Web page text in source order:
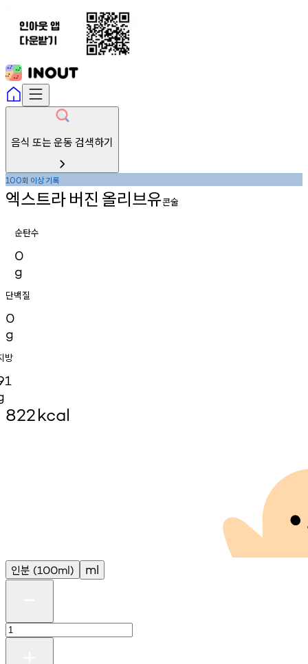
음식 또는 운동 검색하기
100회 이상기록
엑스트라버진 올리브유콘술
순탄수
0
g
단백질
0
g
방
822kcal
인분 (100ml) ml